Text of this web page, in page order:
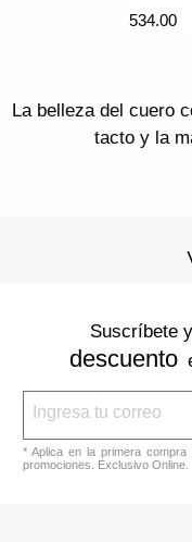
534.00
La belleza del cuero
tacto y la
Suscríbete
descuento
* Aplica en la primera
promociones. Exclusivo Online.